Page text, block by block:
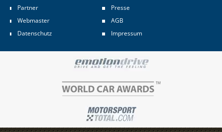
Partner
Presse
Webmaster
AGB
Datenschutz
Impressum